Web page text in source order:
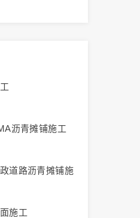
沥青摊铺施工
道路沥青摊铺施
施工